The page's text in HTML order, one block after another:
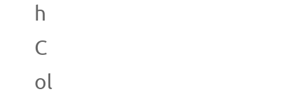
h
C
ol